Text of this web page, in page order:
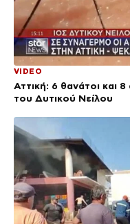
VIDEO
Αττική: 6 θανάτοι και
του Δυτικού Νείλου